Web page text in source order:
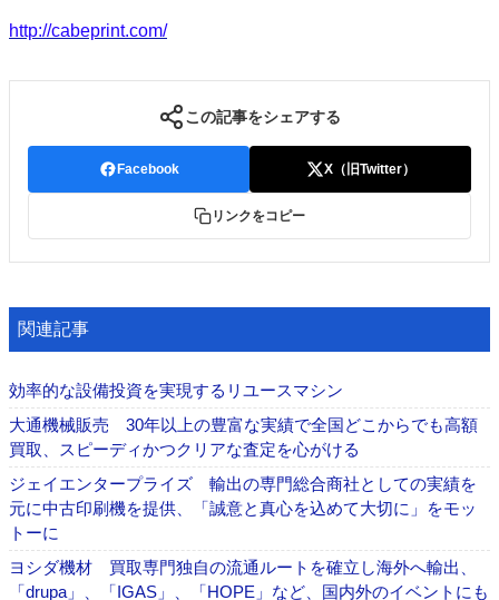
http://cabeprint.com/
この記事をシェアする
Facebook X（旧Twitter）
リンクをコピー
関連記事
効率的な設備投資を実現するリユースマシン
大通機械販売 30年以上の豊富な実績で全国どこからでも高額
買取、スピーディかつクリアな査定を心がける
ジェイエンタープライズ 輸出の専門総合商社としての実績を
元に中古印刷機を提供、「誠意と真心を込めて大切に」をモッ
トーに
ヨシダ機材 買取専門独自の流通ルートを確立し海外へ輸出、
「drupa」、「IGAS」、「HOPE」など、国内外のイベントにも